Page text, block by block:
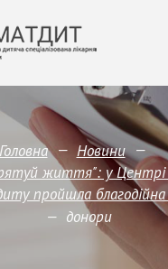
Головна — Новини —
життя": у Центрі
пройшла благодійна
— донори